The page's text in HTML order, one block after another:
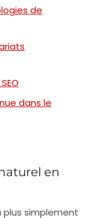
de
dans le
en
plus simplement